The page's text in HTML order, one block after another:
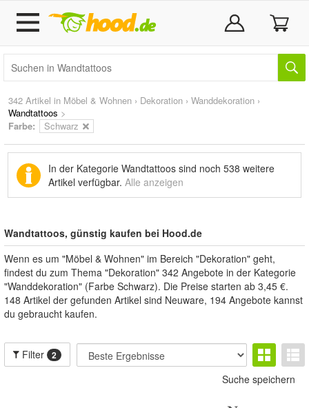
342 Artikel in Möbel & Wohnen › Dekoration › Wanddekoration ›
Wandtattoos >
Farbe:
Schwarz
In der Kategorie Wandtattoos sind noch 538 weitere
Artikel verfügbar. Alle anzeigen
Wandtattoos, günstig kaufen bei Hood.de
Wenn es um "Möbel & Wohnen" im Bereich "Dekoration" geht,
findest du zum Thema "Dekoration" 342 Angebote in der Kategorie
"Wanddekoration" (Farbe Schwarz). Die Preise starten ab 3,45 €.
148 Artikel der gefunden Artikel sind Neuware, 194 Angebote kannst
du gebraucht kaufen.
Filter 2
Suche speichern